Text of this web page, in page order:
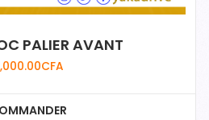
PALIER AVANT
CFA